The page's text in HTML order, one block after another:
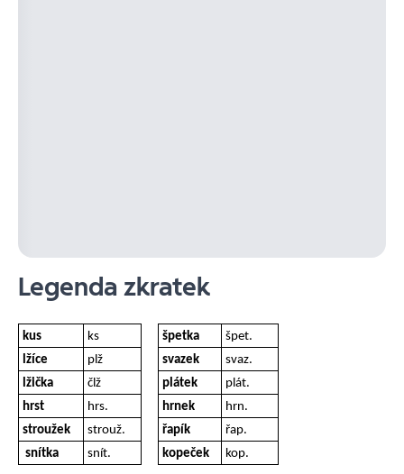
Legenda zkratek
kus ks špetka
špet.
lžíce
plž svazek
svaz.
lžička
člž plátek
plát.
hrst
hrs. hrnek
hrn.
stroužek
strouž. řapík
řap.
snítka
snít. kopeček kop.